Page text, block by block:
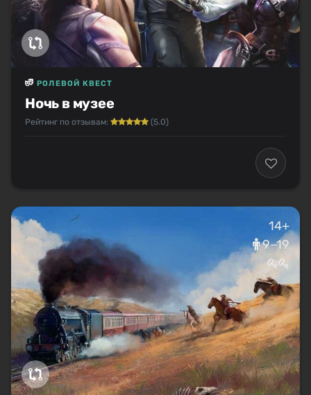
Ночь в музее
РОЛЕВОЙ КВЕСТ
Рейтинг по отзывам: (5.0)
14+
9–19